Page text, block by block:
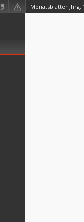
Monatsblätter Jhrg.